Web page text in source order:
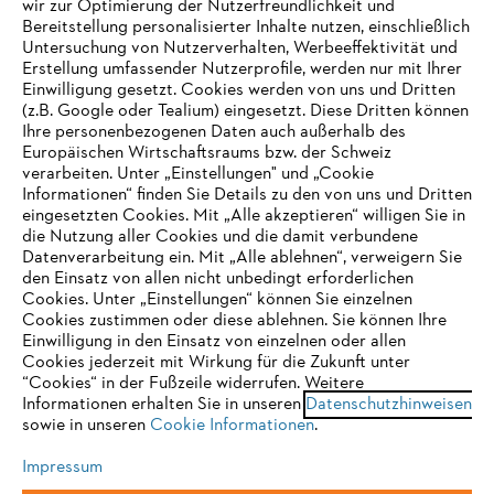
Häufig gestellte Fragen
Support
Datenschutz Impressum Cookies
Rechtliche Informationen
STIHL VERTRIEBS AG, 8617 Mönchaltorf
IHR BROWSER WIRD NICHT
UNTERSTÜTZT
Sie nutzen einen Browser, den wir noch nicht unterstützen. Für
eine optimale Nutzung unserer Seite empfehlen wir Ihnen, zu
einem der folgenden Browser zu wechseln:
wir zur Optimierung der Nutzerfreundlichkeit und
Bereitstellung personalisierter Inhalte nutzen, einschließlich
Untersuchung von Nutzerverhalten, Werbeeffektivität und
Erstellung umfassender Nutzerprofile, werden nur mit Ihrer
Einwilligung gesetzt. Cookies werden von uns und Dritten
(z.B. Google oder Tealium) eingesetzt. Diese Dritten können
Ihre personenbezogenen Daten auch außerhalb des
Europäischen Wirtschaftsraums bzw. der Schweiz
verarbeiten. Unter „Einstellungen" und „Cookie
Informationen“ finden Sie Details zu den von uns und Dritten
eingesetzten Cookies. Mit „Alle akzeptieren“ willigen Sie in
die Nutzung aller Cookies und die damit verbundene
Datenverarbeitung ein. Mit „Alle ablehnen“, verweigern Sie
den Einsatz von allen nicht unbedingt erforderlichen
Cookies. Unter „Einstellungen“ können Sie einzelnen
Cookies zustimmen oder diese ablehnen. Sie können Ihre
Einwilligung in den Einsatz von einzelnen oder allen
Cookies jederzeit mit Wirkung für die Zukunft unter
“Cookies“ in der Fußzeile widerrufen. Weitere
Informationen erhalten Sie in unseren Datenschutzhinweisen
sowie in unseren Cookie Informationen.
Impressum